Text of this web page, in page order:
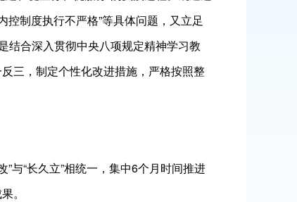
控制度执行不严格”等具体问题，又立足
结合深入贯彻中央八项规定精神学习教
三，制定个性化改进措施，严格按照整
”与“长久立”相统一，集中6个月时间推进
。​